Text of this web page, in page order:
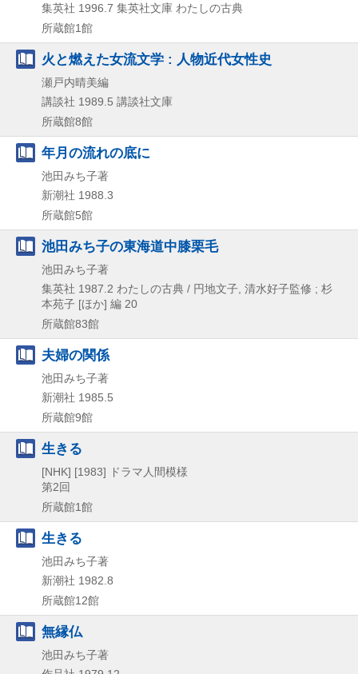
集英社 1996.7 集英社文庫 わたしの古典
所蔵館1館
火と燃えた女流文学 : 人物近代女性史
瀬戸内晴美編
講談社 1989.5 講談社文庫
所蔵館8館
年月の流れの底に
池田みち子著
新潮社 1988.3
所蔵館5館
池田みち子の東海道中膝栗毛
池田みち子著
集英社 1987.2 わたしの古典 / 円地文子, 清水好子監修 ; 杉
本苑子 [ほか] 編 20
所蔵館83館
夫婦の関係
池田みち子著
新潮社 1985.5
所蔵館9館
生きる
[NHK] [1983]
ドラマ人間模様
第2回
所蔵館1館
生きる
池田みち子著
新潮社 1982.8
所蔵館12館
無縁仏
池田みち子著